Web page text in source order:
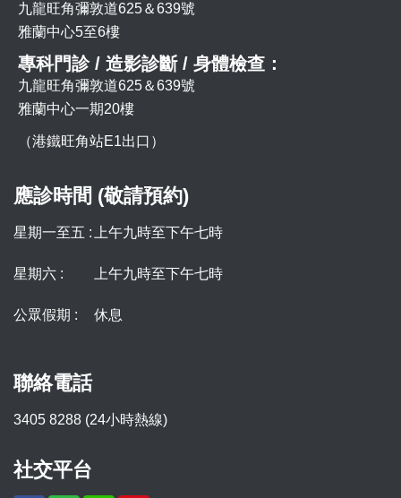
九龍旺角彌敦道625＆639號
雅蘭中心5至6樓
專科門診 / 造影診斷 / 身體檢查：
九龍旺角彌敦道625＆639號
雅蘭中心一期20樓
（港鐵旺角站E1出口）
應診時間 (敬請預約)
星期一至五 : 上午九時至下午七時
星期六 : 上午九時至下午七時
公眾假期 : 休息
聯絡電話
3405 8288 (24小時熱線)
社交平台